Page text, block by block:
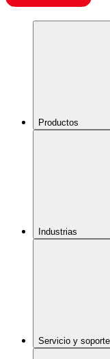
Productos
Industrias
Servicio y